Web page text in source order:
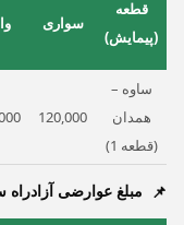
قطعه
(پیمایش)
سواری
ساوه –
همدان
(قطعه 1)
120,000
مبلغ عوارضی آزادراه